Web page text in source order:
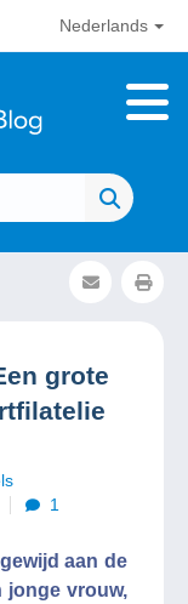
Nederlands
grote
1
aan de
jonge vrouw,